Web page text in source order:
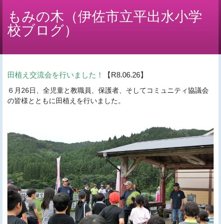
もみの木（伊佐市立平出水小学
校ブログ）
田植え交流会を行いました！ 【R8.06.26】
６月26日、全児童と教職員、保護者、そしてコミュニティ協議会
の皆様とともに田植えを行いました。